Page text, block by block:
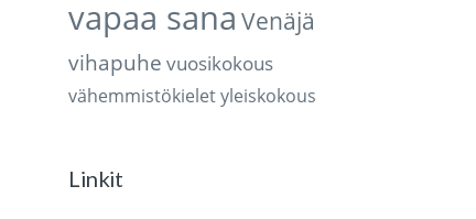
vapaa sana Venäjä
vihapuhe vuosikokous
vähemmistökieletyleiskokous
Linkit